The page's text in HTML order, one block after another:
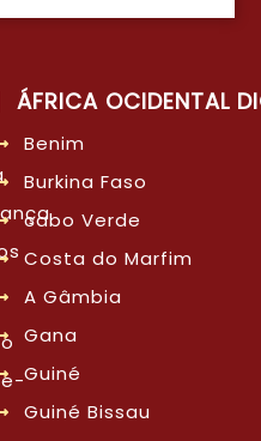
ÁFRICA OCIDENTAL
Benim
Burkina Faso
cabo Verde
Costa do Marfim
A Gâmbia
Gana
Guiné
Guiné Bissau